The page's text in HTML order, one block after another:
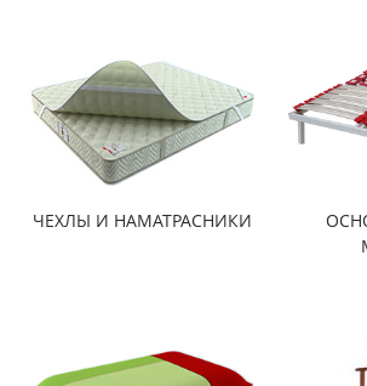
ЧЕХЛЫ И НАМАТРАСНИКИ